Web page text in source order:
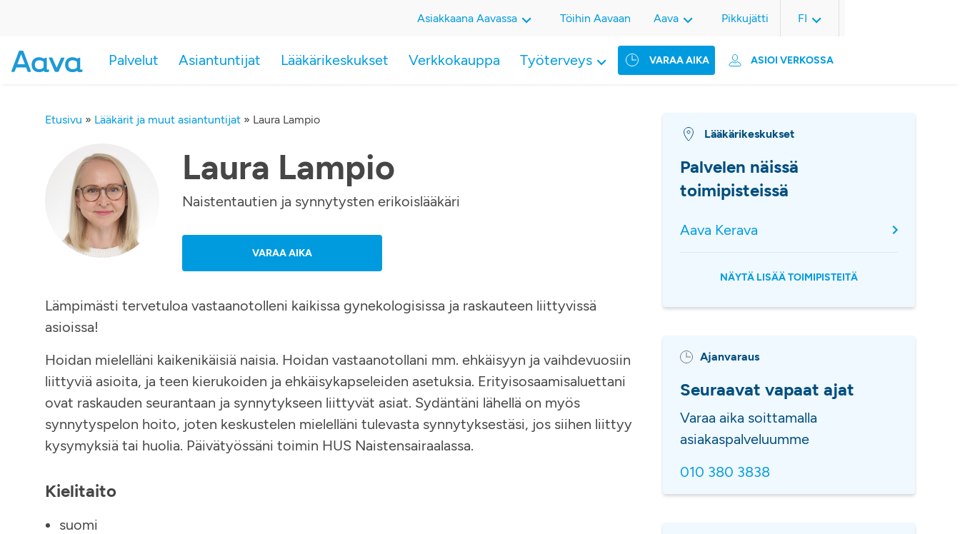
VARAA AIKA ASIOI VERKOSSA
Palvelut Asiantuntijat Lääkärikeskukset Verkkokauppa Työterveys
Asiakkaana Aavassa Töihin Aavaan Aava Pikkujätti FI
Etusivu » Lääkärit ja muut asiantuntijat » Laura Lampio
Laura Lampio
Naistentautien ja synnytysten erikoislääkäri
VARAA AIKA
Lämpimästi tervetuloa vastaanotolleni kaikissa gynekologisissa ja raskauteen liittyvissä
asioissa!
Hoidan mielelläni kaikenikäisiä naisia. Hoidan vastaanotollani mm. ehkäisyyn ja vaihdevuosiin
liittyviä asioita, ja teen kierukoiden ja ehkäisykapseleiden asetuksia. Erityisosaamisaluettani
ovat raskauden seurantaan ja synnytykseen liittyvät asiat. Sydäntäni lähellä on myös
synnytyspelon hoito, joten keskustelen mielelläni tulevasta synnytyksestäsi, jos siihen liittyy
kysymyksiä tai huolia. Päivätyössäni toimin HUS Naistensairaalassa.
Kielitaito
suomi
Lääkärikeskukset
Palvelen näissä
toimipisteissä
Aava Kerava
NÄYTÄ LISÄÄ TOIMIPISTEITÄ
Ajanvaraus
Seuraavat vapaat ajat
Varaa aika soittamalla
asiakaspalveluumme
010 380 3838